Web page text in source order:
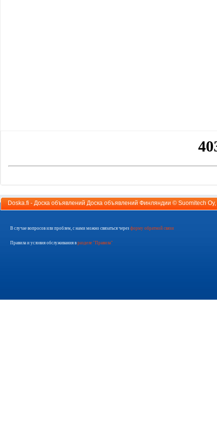
Doska.fi - Доска объявлений Доска объявлений Финляндии © Suomitech Oy
В случае вопросов или проблем, с нами можно связаться через форму обратной связи
Правила и условия обслуживания в разделе "Правила"